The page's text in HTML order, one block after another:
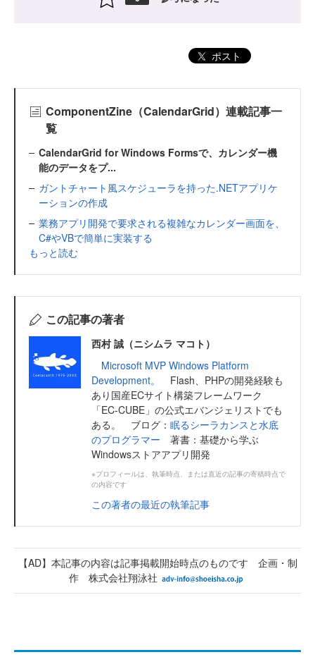
ポスト
ComponentZine（CalendarGrid）連載記事一
覧
CalendarGrid for Windows Formsで、カレンダー機
能のデータをプ...
ガントチャート風スケジューラを持った.NETアプリケ
ーションの作成
業務アプリ開発で要求される複雑なカレンダー画面を、
C#やVBで簡単に実装する
もっと読む
この記事の著者
西村 誠（ニシムラ マコト）
Microsoft MVP Windows Platform
Development。
Flash、PHPの開発経験も
あり国産ECサイト構築フレームワーク
「EC-CUBE」の公式エバンジェリストでも
ある。 ブログ： 眠るシーラカンスと水底
のプログラマー 著書：基礎から学ぶ
Windowsストアアプリ開発
※プロフィールは、執筆時点、または直近の記事の寄稿時点で
の内容です
この著者の最近の執筆記事
【AD】本記事の内容は記事掲載開始時点のものです 企画・制
作 株式会社翔泳社